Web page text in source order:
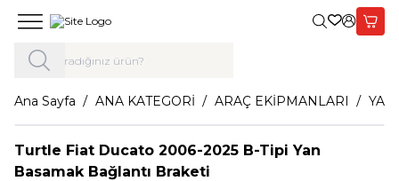
Giriş Yap,
Ana Sayfa ANA KATEGORİ ARAÇ EKİPMANLARI
Turtle Fiat Ducato 2006-2025 B-Tipi Yan
Basamak Bağlantı Braketi